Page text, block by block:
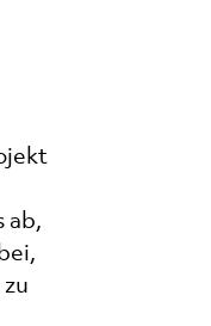
ab,